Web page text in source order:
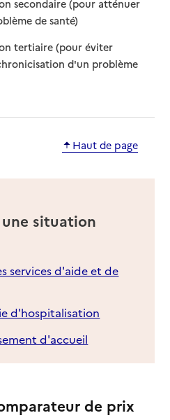
secondaire (pour atténuer
de santé): disponible
: non disponible
tertiaire (pour éviter
d'un problème
Haut de page
situation
services d'aide et de
d'hospitalisation
d'accueil
de prix